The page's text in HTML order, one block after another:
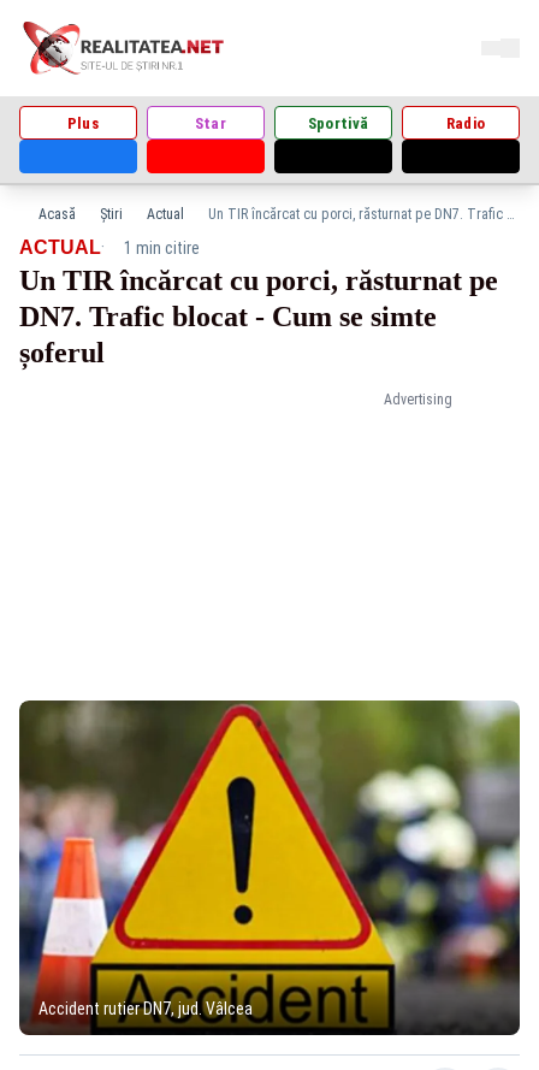
Plus Star Sportivă Radio
Acasă Știri Actual Un TIR încărcat cu porci, răsturnat pe DN7. Trafic blocat - Cum se simte șoferul
Advertising
ACTUAL· 1 min citire
Un TIR încărcat cu porci, răsturnat pe
DN7. Trafic blocat - Cum se simte
șoferul
Accident rutier DN7, jud. Vâlcea